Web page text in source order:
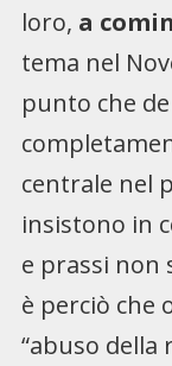
loro, a
tema nel
punto che
centrale nel
insistono in
e prassi non
è perciò che
“abuso della